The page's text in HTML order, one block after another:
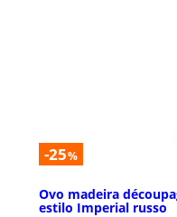
-25%
Ovo madeira
estilo Imperial russo